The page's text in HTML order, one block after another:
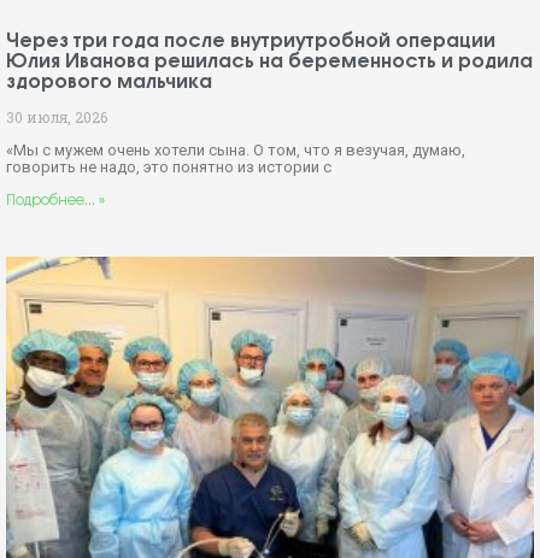
Через три года после внутриутробной операции
Юлия Иванова решилась на беременность и родила
здорового мальчика
30 июля, 2026
«Мы с мужем очень хотели сына. О том, что я везучая, думаю,
говорить не надо, это понятно из истории с
Подробнее... »